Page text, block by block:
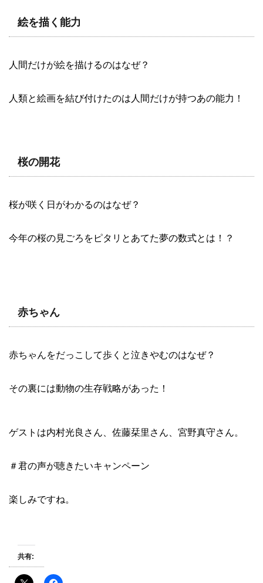
絵を描く能力
人間だけが絵を描けるのはなぜ？
人類と絵画を結び付けたのは人間だけが持つあの能力！
桜の開花
桜が咲く日がわかるのはなぜ？
今年の桜の見ごろをピタリとあてた夢の数式とは！？
赤ちゃん
赤ちゃんをだっこして歩くと泣きやむのはなぜ？
その裏には動物の生存戦略があった！
ゲストは内村光良さん、佐藤栞里さん、宮野真守さん。
＃君の声が聴きたいキャンペーン
楽しみですね。
共有: